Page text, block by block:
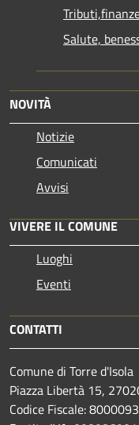
Salute,
NOVITÀ
Notizie
Comunicati
Avvisi
VIVERE IL COMUNE
Luoghi
Eventi
CONTATTI
Comune di Torre d'Isola
Piazza Libertà 15,
Codice Fiscale: